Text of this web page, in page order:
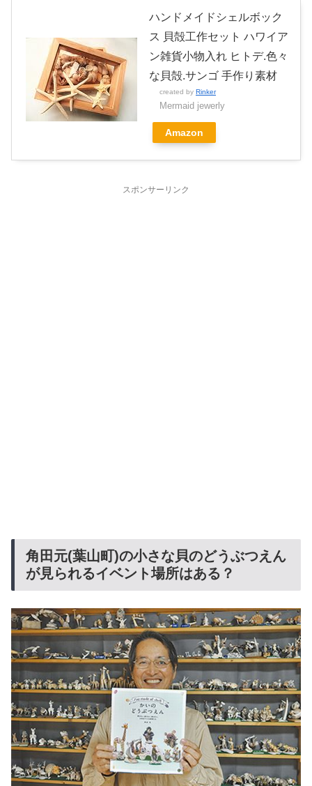
ハンドメイドシェルボック
ス 貝殻工作セット ハワイア
ン雑貨小物入れ ヒトデ.色々
な貝殻.サンゴ 手作り素材
created by Rinker
Mermaid jewerly
Amazon
スポンサーリンク
角田元(葉山町)の小さな貝のどうぶつえん
が見られるイベント場所はある？